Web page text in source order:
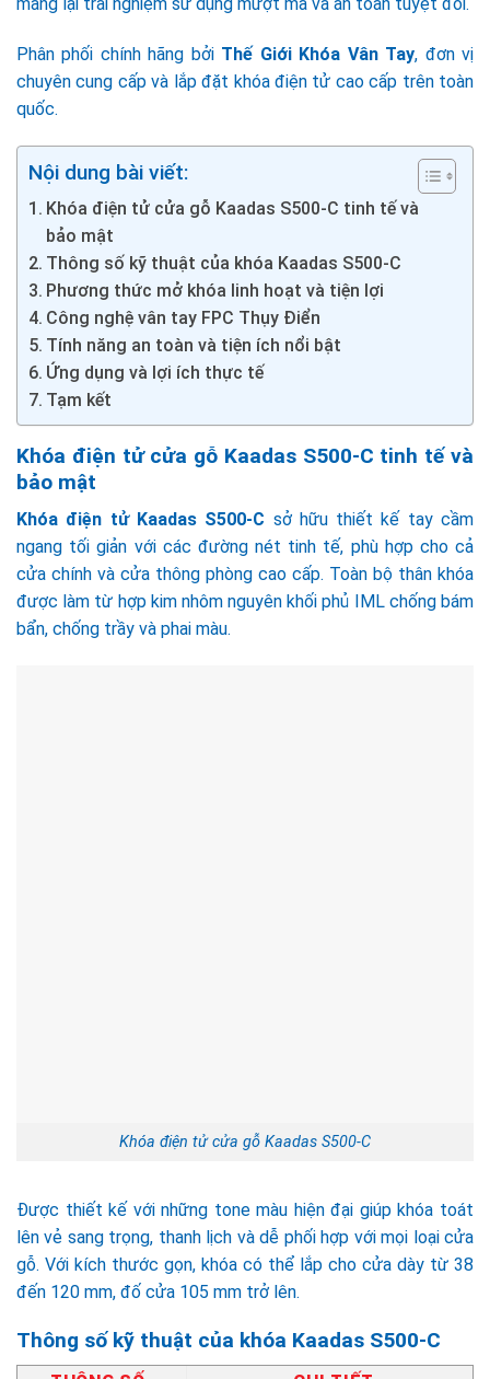
Phân phối chính hãng bởi Thế Giới Khóa Vân Tay, đơn vị
chuyên cung cấp và lắp đặt khóa điện tử cao cấp trên toàn
quốc.
Nội dung bài viết:
Khóa điện tử cửa gỗ Kaadas S500-C tinh tế và
bảo mật
Thông số kỹ thuật của khóa Kaadas S500-C
Phương thức mở khóa linh hoạt và tiện lợi
Công nghệ vân tay FPC Thụy Điển
Tính năng an toàn và tiện ích nổi bật
Ứng dụng và lợi ích thực tế
Tạm kết
Khóa điện tử cửa gỗ Kaadas S500-C tinh tế và
bảo mật
Khóa điện tử Kaadas S500-C sở hữu thiết kế tay cầm
ngang tối giản với các đường nét tinh tế, phù hợp cho cả
cửa chính và cửa thông phòng cao cấp. Toàn bộ thân khóa
được làm từ hợp kim nhôm nguyên khối phủ IML chống bám
bẩn, chống trầy và phai màu.
Khóa điện tử cửa gỗ Kaadas S500-C
Được thiết kế với những tone màu hiện đại giúp khóa toát
lên vẻ sang trọng, thanh lịch và dễ phối hợp với mọi loại cửa
gỗ. Với kích thước gọn, khóa có thể lắp cho cửa dày từ 38
đến 120 mm, đố cửa 105 mm trở lên.
Thông số kỹ thuật của khóa Kaadas S500-C